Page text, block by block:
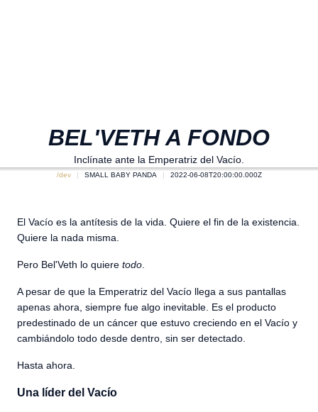
BEL'VETH A FONDO
Inclínate ante la Emperatriz del Vacío.
/dev SMALL BABY PANDA 2022-06-08T20:00:00.000Z
El Vacío es la antítesis de la vida. Quiere el fin de la existencia.
Quiere la nada misma.
Pero Bel'Veth lo quiere todo
A pesar de que la Emperatriz del Vacío llega a sus pantallas
apenas ahora, siempre fue algo inevitable. Es el producto
predestinado de un cáncer que estuvo creciendo en el Vacío y
cambiándolo todo desde dentro, sin ser detectado.
Hasta ahora.
Una líder del Vacío